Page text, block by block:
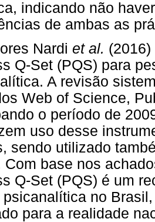
indicando não
de ambas as
Nardi et al.
Q-Set (PQS) para
A revisão
Web of Science,
o período de
uso desse
sendo utilizado
Com base nos
Q-Set (PQS) é um
no
para a realidade